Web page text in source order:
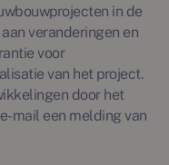
in de
veranderingen en
voor
van het project.
door het
mail een melding van